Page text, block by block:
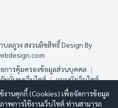
ลภูวง สงวนลิขสิทธิ์Design By
การคุ้มครองข้อมูลส่วนบุคคล |
ยมั่นคงเว็บไซต์ | แผนผังเว็บไซต์
งหมด:185 (ดูสถิติทั้งหมด)
งานคุกกี้ (Cookies) เพื่อจัดการข้อมูล
พการใช้งานเว็บไซต์ ท่านสามารถ